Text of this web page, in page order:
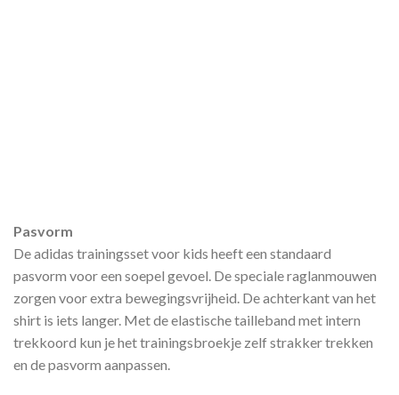
Pasvorm
De adidas trainingsset voor kids heeft een standaard
pasvorm voor een soepel gevoel. De speciale raglanmouwen
zorgen voor extra bewegingsvrijheid. De achterkant van het
shirt is iets langer. Met de elastische tailleband met intern
trekkoord kun je het trainingsbroekje zelf strakker trekken
en de pasvorm aanpassen.